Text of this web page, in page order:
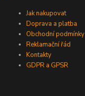
Jak nakupovat
Doprava a platba
Obchodní podmínky
Reklamační řád
Kontakty
GDPR a GPSR